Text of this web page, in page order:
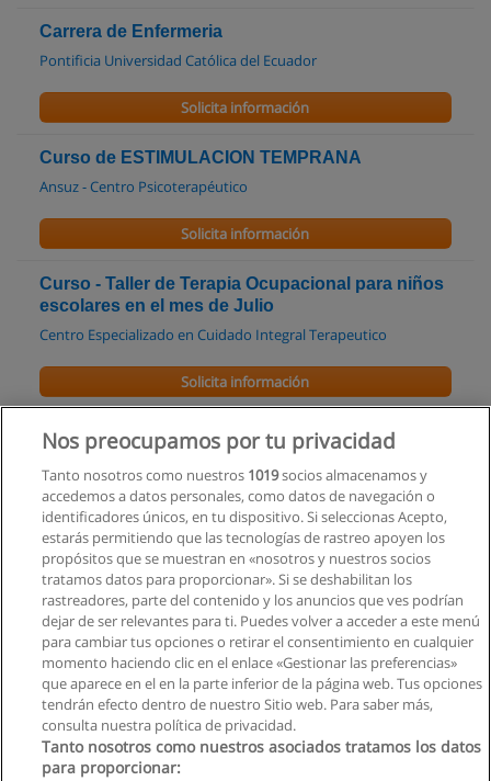
Carrera de Enfermeria
Pontificia Universidad Católica del Ecuador
Solicita información
Curso de ESTIMULACION TEMPRANA
Ansuz - Centro Psicoterapéutico
Solicita información
Curso - Taller de Terapia Ocupacional para niños
escolares en el mes de Julio
Centro Especializado en Cuidado Integral Terapeutico
Solicita información
Curso de Estimulación Temprana para bebés
hasta los 36 meses
Centro Especializado en Cuidado Integral Terapeutico
Solicita información
Reglas de uso
Privacidad de datos
Contactar con Educaedu
Nos preocupamos por tu privacidad
Tanto nosotros como nuestros 1019socios almacenamos y
accedemos a datos personales, como datos de navegación o
identificadores únicos, en tu dispositivo. Si seleccionas Acepto,
estarás permitiendo que las tecnologías de rastreo apoyen los
propósitos que se muestran en «nosotros y nuestros socios
tratamos datos para proporcionar». Si se deshabilitan los
rastreadores, parte del contenido y los anuncios que ves podrían
dejar de ser relevantes para ti. Puedes volver a acceder a este menú
para cambiar tus opciones o retirar el consentimiento en cualquier
momento haciendo clic en el enlace «Gestionar las preferencias»
que aparece en el en la parte inferior de la página web. Tus opciones
tendrán efecto dentro de nuestro Sitio web. Para saber más,
consulta nuestra política de privacidad.
Tanto nosotros como nuestros asociados tratamos los datos
para proporcionar: